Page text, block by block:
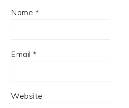
Name *
Email*
Website